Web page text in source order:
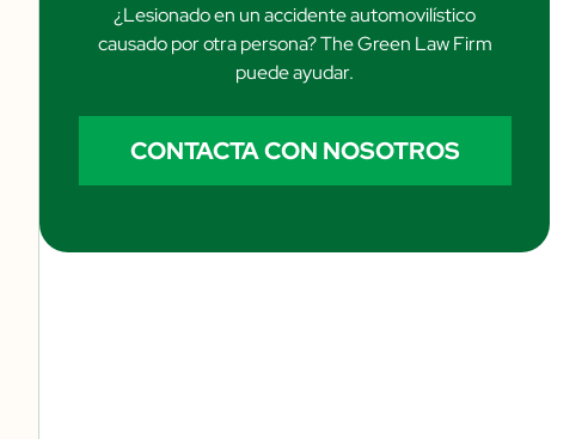
¿Lesionado en un accidente automovilístico
causado por otra persona? The Green Law Firm
puede ayudar.
CONTACTA CON NOSOTROS